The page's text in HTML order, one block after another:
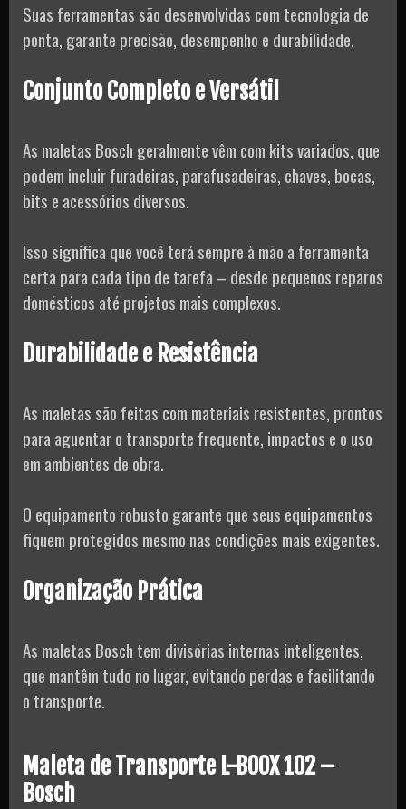
Suas ferramentas são desenvolvidas com tecnologia de
ponta, garante precisão, desempenho e durabilidade.
Conjunto Completo e Versátil
As maletas Bosch geralmente vêm com kits variados, que
podem incluir furadeiras, parafusadeiras, chaves, bocas,
bits e acessórios diversos.
Isso significa que você terá sempre à mão a ferramenta
certa para cada tipo de tarefa – desde pequenos reparos
domésticos até projetos mais complexos.
Durabilidade e Resistência
As maletas são feitas com materiais resistentes, prontos
para aguentar o transporte frequente, impactos e o uso
em ambientes de obra.
O equipamento robusto garante que seus equipamentos
fiquem protegidos mesmo nas condições mais exigentes.
Organização Prática
As maletas Bosch tem divisórias internas inteligentes,
que mantêm tudo no lugar, evitando perdas e facilitando
o transporte.
Maleta de Transporte L-BOOX 102 –
Bosch